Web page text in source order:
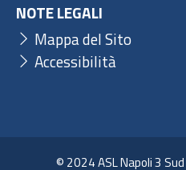
NOTE LEGALI
Mappa del Sito
Accessibilità
© 2024 ASL Napoli 3